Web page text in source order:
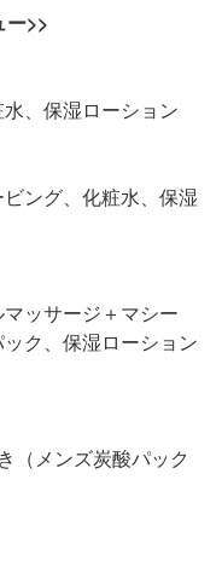
ー>>
、保湿ローション
ング、化粧水、保湿
ッサージ＋マシー
ク、保湿ローション
（メンズ炭酸パック